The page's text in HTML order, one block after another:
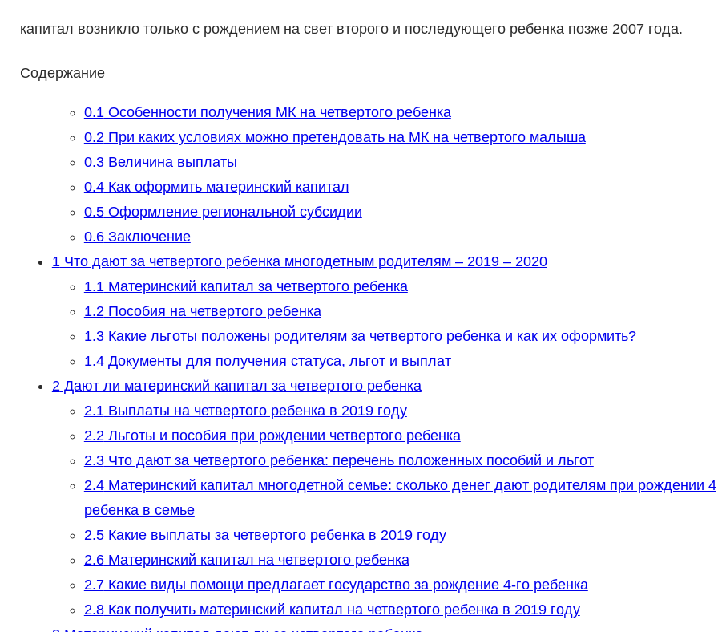
капитал возникло только с рождением на свет второго и последующего ребенка позже 2007 года.
Содержание
0.1Особенности получения МК на четвертого ребенка
0.2При каких условиях можно претендовать на МК на четвертого малыша
0.3Величина выплаты
0.4Как оформить материнский капитал
0.5Оформление региональной субсидии
0.6Заключение
1Что дают за четвертого ребенка многодетным родителям – 2019 – 2020
1.1Материнский капитал за четвертого ребенка
1.2Пособия на четвертого ребенка
1.3Какие льготы положены родителям за четвертого ребенка и как их оформить?
1.4Документы для получения статуса, льгот и выплат
2Дают ли материнский капитал за четвертого ребенка
2.1Выплаты на четвертого ребенка в 2019 году
2.2Льготы и пособия при рождении четвертого ребенка
2.3Что дают за четвертого ребенка: перечень положенных пособий и льгот
2.4Материнский капитал многодетной семье: сколько денег дают родителям при рождении 4
ребенка в семье
2.5Какие выплаты за четвертого ребенка в 2019 году
2.6Материнский капитал на четвертого ребенка
2.7Какие виды помощи предлагает государство за рождение 4-го ребенка
2.8Как получить материнский капитал на четвертого ребенка в 2019 году